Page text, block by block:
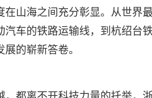
山海之间充分彰显。从世界
车的铁路运输线，到杭绍台
的崭新答卷。